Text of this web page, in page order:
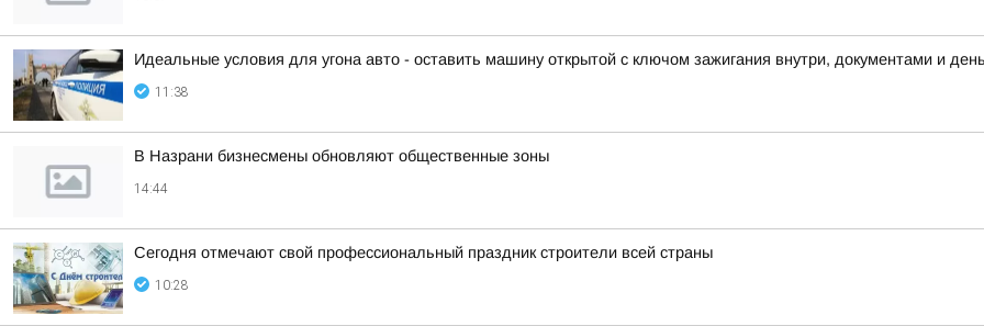
Идеальные условия для угона авто - оставить машину открытой с ключом зажигания внутри, документами и
11:38
В Назрани бизнесмены обновляют общественные зоны
14:44
Сегодня отмечают свой профессиональный праздник строители всей страны
10:28